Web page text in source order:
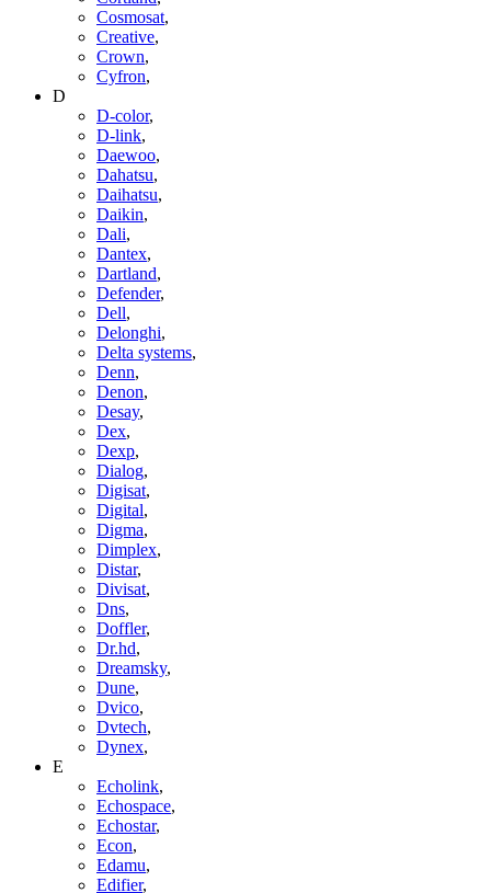
Cosmosat,
Creative,
Crown,
Cyfron,
D
D-color,
D-link,
Daewoo,
Dahatsu,
Daihatsu,
Daikin,
Dali,
Dantex,
Dartland,
Defender,
Dell,
Delonghi,
Delta systems,
Denn,
Denon,
Desay,
Dex,
Dexp,
Dialog,
Digisat,
Digital,
Digma,
Dimplex,
Distar,
Divisat,
Dns,
Doffler,
Dr.hd,
Dreamsky,
Dune,
Dvico,
Dvtech,
Dynex,
E
Echolink,
Echospace,
Echostar,
Econ,
Edamu,
Edifier,